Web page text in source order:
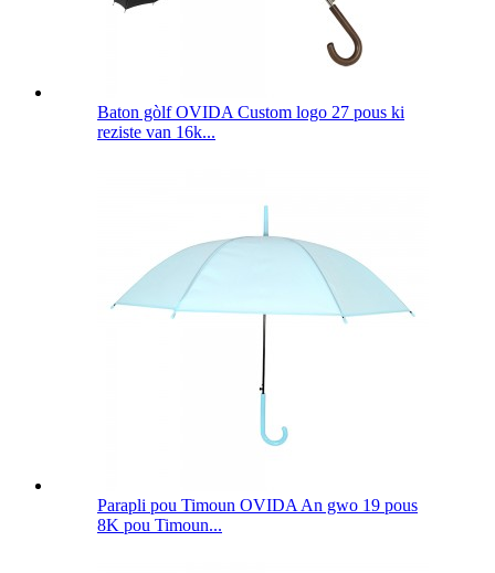
Baton gòlf OVIDA Custom logo 27 pous ki
reziste van 16k...
Parapli pou Timoun OVIDA An gwo 19 pous
8K pou Timoun...